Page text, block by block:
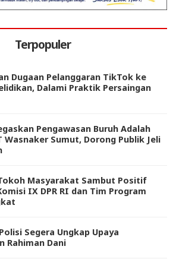
Terpopuler
Dugaan Pelanggaran TikTok ke
Dalami Praktik Persaingan
Pengawasan Buruh Adalah
Wasnaker Sumut, Dorong Publik Jeli
Masyarakat Sambut Positif
IX DPR RI dan Tim Program
Segera Ungkap Upaya
Rahiman Dani